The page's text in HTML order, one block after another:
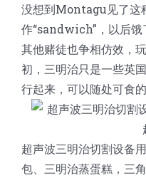
没想到Montagu见了这
作“sandwich”，以后
其他赌徒也争相仿效，
初，三明治只是一些英
行起来，可以随处可食的
超声波三明治切割设备
包、三明治蒸蛋糕，三